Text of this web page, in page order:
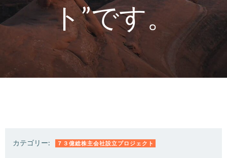
ト”です。
カテゴリー: ７３億総株主会社設立プロジェクト